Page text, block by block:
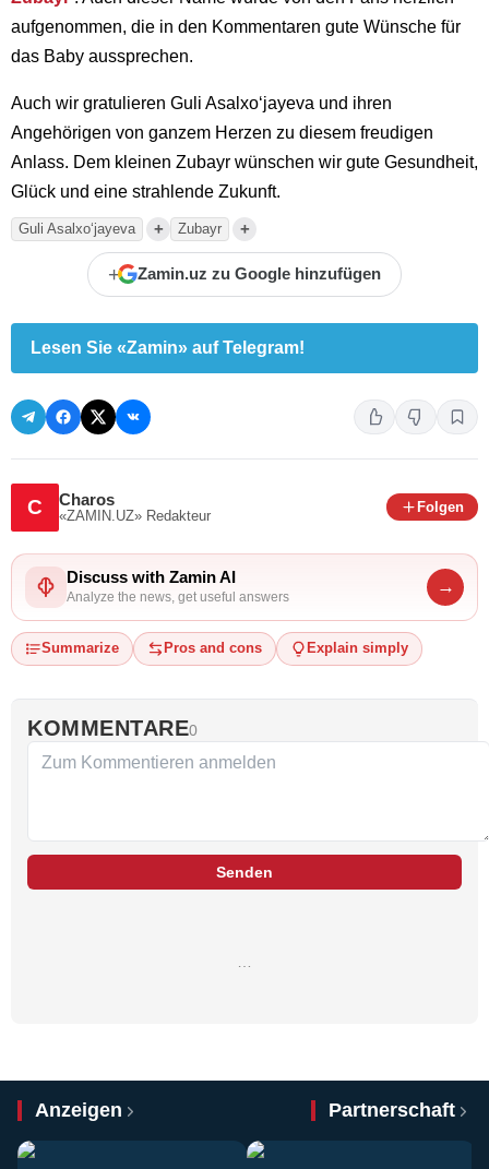
aufgenommen, die in den Kommentaren gute Wünsche für
das Baby aussprechen.
Auch wir gratulieren Guli Asalxo‘jayeva und ihren
Angehörigen von ganzem Herzen zu diesem freudigen
Anlass. Dem kleinen Zubayr wünschen wir gute Gesundheit,
Glück und eine strahlende Zukunft.
Guli Asalxo‘jayeva + Zubayr +
+ Zamin.uz zu Google hinzufügen
Lesen Sie «Zamin» auf Telegram!
C Charos
«ZAMIN.UZ» Redakteur
Folgen
Discuss with Zamin AI
Analyze the news, get useful answers
→
Summarize Pros and cons Explain simply
KOMMENTARE0
Senden
Anzeigen Partnerschaft